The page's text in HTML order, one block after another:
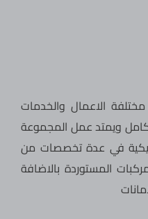
الاعمال والخدمات
ويمتد عمل المجموعة
في عدة تخصصات من
المستوردة بالاضافة